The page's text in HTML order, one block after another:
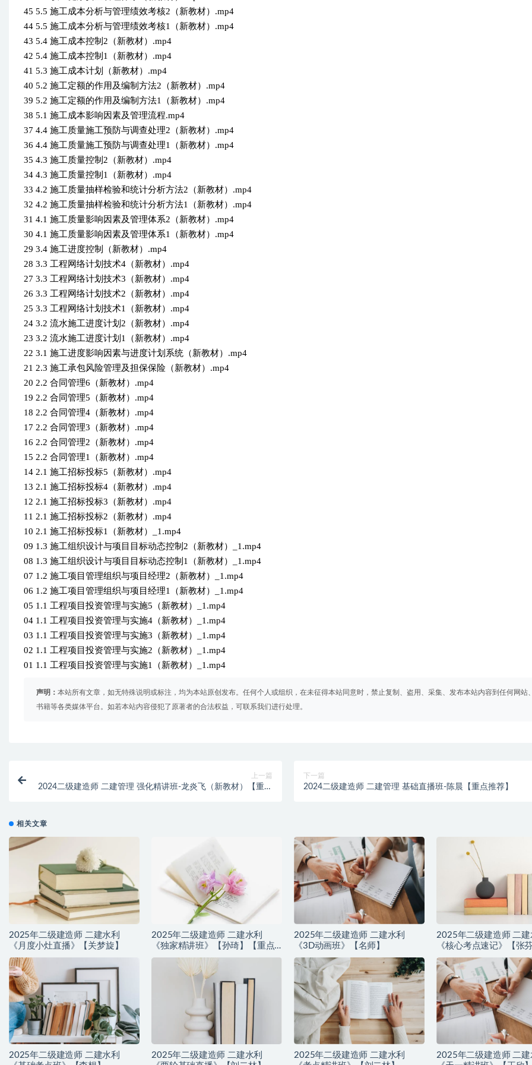
45 5.5 施工成本分析与管理绩效考核2（新教材）.mp4
44 5.5 施工成本分析与管理绩效考核1（新教材）.mp4
43 5.4 施工成本控制2（新教材）.mp4
42 5.4 施工成本控制1（新教材）.mp4
41 5.3 施工成本计划（新教材）.mp4
40 5.2 施工定额的作用及编制方法2（新教材）.mp4
39 5.2 施工定额的作用及编制方法1（新教材）.mp4
38 5.1 施工成本影响因素及管理流程.mp4
37 4.4 施工质量施工预防与调查处理2（新教材）.mp4
36 4.4 施工质量施工预防与调查处理1（新教材）.mp4
35 4.3 施工质量控制2（新教材）.mp4
34 4.3 施工质量控制1（新教材）.mp4
33 4.2 施工质量抽样检验和统计分析方法2（新教材）.mp4
32 4.2 施工质量抽样检验和统计分析方法1（新教材）.mp4
31 4.1 施工质量影响因素及管理体系2（新教材）.mp4
30 4.1 施工质量影响因素及管理体系1（新教材）.mp4
29 3.4 施工进度控制（新教材）.mp4
28 3.3 工程网络计划技术4（新教材）.mp4
27 3.3 工程网络计划技术3（新教材）.mp4
26 3.3 工程网络计划技术2（新教材）.mp4
25 3.3 工程网络计划技术1（新教材）.mp4
24 3.2 流水施工进度计划2（新教材）.mp4
23 3.2 流水施工进度计划1（新教材）.mp4
22 3.1 施工进度影响因素与进度计划系统（新教材）.mp4
21 2.3 施工承包风险管理及担保保险（新教材）.mp4
20 2.2 合同管理6（新教材）.mp4
19 2.2 合同管理5（新教材）.mp4
18 2.2 合同管理4（新教材）.mp4
17 2.2 合同管理3（新教材）.mp4
16 2.2 合同管理2（新教材）.mp4
15 2.2 合同管理1（新教材）.mp4
14 2.1 施工招标投标5（新教材）.mp4
13 2.1 施工招标投标4（新教材）.mp4
12 2.1 施工招标投标3（新教材）.mp4
11 2.1 施工招标投标2（新教材）.mp4
10 2.1 施工招标投标1（新教材）_1.mp4
09 1.3 施工组织设计与项目目标动态控制2（新教材）_1.mp4
08 1.3 施工组织设计与项目目标动态控制1（新教材）_1.mp4
07 1.2 施工项目管理组织与项目经理2（新教材）_1.mp4
06 1.2 施工项目管理组织与项目经理1（新教材）_1.mp4
05 1.1 工程项目投资管理与实施5（新教材）_1.mp4
04 1.1 工程项目投资管理与实施4（新教材）_1.mp4
03 1.1 工程项目投资管理与实施3（新教材）_1.mp4
02 1.1 工程项目投资管理与实施2（新教材）_1.mp4
01 1.1 工程项目投资管理与实施1（新教材）_1.mp4
声明： 本站所有文章，如无特殊说明或标注，均为本站原创发布。任何个人或组织，在未征得本站同意时，禁止复制、盗用、采集、发布本站内容到任何网站
书籍等各类媒体平台。如若本站内容侵犯了原著者的合法权益，可联系我们进行处理。
上一篇
2024二级建造师 二建管理 强化精讲班-龙炎飞（新教材）【重点
下一篇
2024二级建造师 二建管理 基础直播班-陈晨【重点推荐】
相关文章
2025年二级建造师 二建水利
《月度小灶直播》【关梦旋】
2025年二级建造师 二建水利
《独家精讲班》【孙琦】【重点
推荐】
2025年二级建造师 二建水利
《3D动画班》【名师】
2025年二级建造师 二建
《核心考点速记》【张
2025年二级建造师 二建水利
2025年二级建造师 二建水利
2025年二级建造师 二建水利
2025年二级建造师 二建